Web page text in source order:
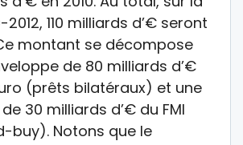
110 milliards d’€ seront
montant se décompose
de 80 milliards d’€
(prêts bilatéraux) et une
30 milliards d’€ du FMI
buy). Notons que le